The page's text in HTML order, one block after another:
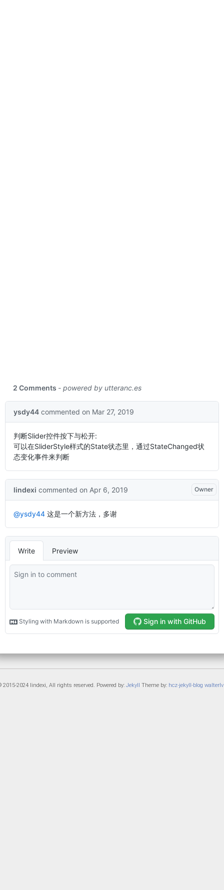
2015-2024 lindexi, All rights reserved. Powered by: Jekyll Theme by: hcz-jekyll-blog walterlv